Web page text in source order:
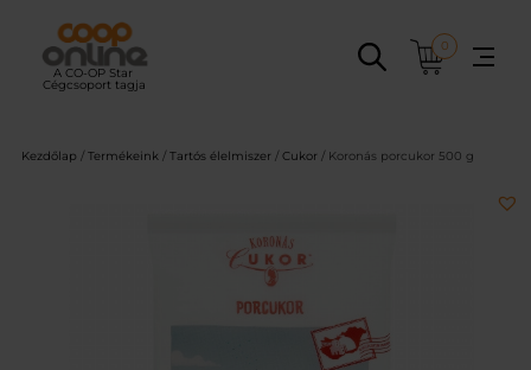
tartalomhoz
0
Kezdőlap / Termékeink / Tartós élelmiszer / Cukor / Koronás porcukor 500 g